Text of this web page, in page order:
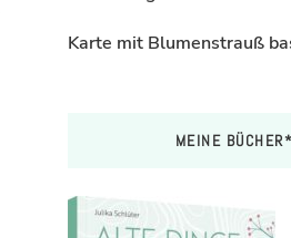
Karte mit Blumenstrauß
MEINE BÜCHER*